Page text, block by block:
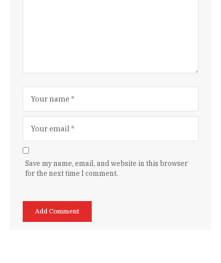
Save my name, email, and website in this browser
for the next time I comment.